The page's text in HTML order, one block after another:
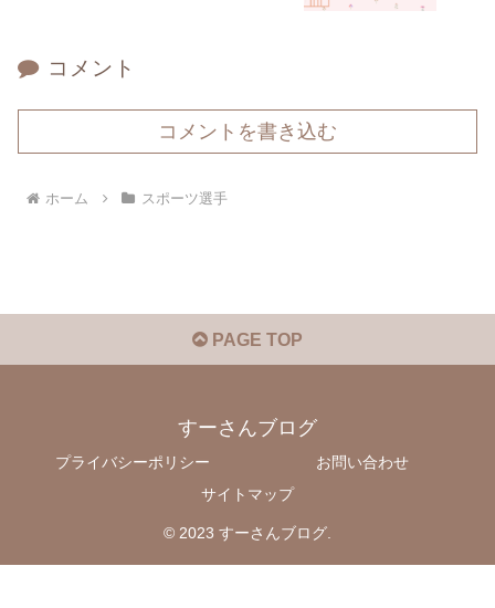
コメント
コメントを書き込む
ホーム スポーツ選手
PAGE TOP
すーさんブログ
プライバシーポリシー
お問い合わせ
サイトマップ
© 2023 すーさんブログ.